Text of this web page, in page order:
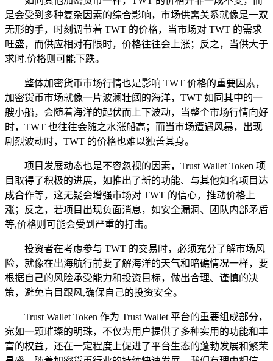
是会受到多种复杂因素的综合影响，市场供需关系就像是一双
无形的手，时刻调节着 TWT 的价格，当市场对 TWT 的需求
旺盛，而供应相对有限时，价格往往会上涨；反之，当供大于
求时,价格则可能下跌。
整体加密货币市场行情也是影响 TWT 价格的重要因素，
加密货币市场就像一片波澜壮阔的海洋，TWT 如同其中的一
艘小船，会随着海洋的起伏而上下波动，当整个市场行情向好
时，TWT 也往往会随之水涨船高；而当市场遭遇风暴，出现
剧烈波动时，TWT 的价格也难以独善其身。
项目发展动态也是不容忽视的因素，Trust Wallet Token 项
目取得了积极的进展，如推出了新的功能、与其他知名项目达
成合作等，这无疑会增强市场对 TWT 的信心，推动价格上
涨；反之，若项目出现负面消息，如安全漏洞、团队内部矛盾
等,价格则可能会受到严重的打击。
投资者在考虑参与 TWT 的交易时，必须充分了解市场风
险，就像在出海航行前要了解海洋的天气和暗礁情况一样，要
根据自己的风险承受能力和投资目标，做出合理、谨慎的决
策，避免盲目跟风,确保自己的投资安全。
Trust Wallet Token 作为 Trust Wallet 平台的重要组成部分，
宛如一颗璀璨的明珠，不仅为用户提供了多种实用的功能和丰
富的权益，还在一定程度上促进了平台生态的蓬勃发展和繁荣